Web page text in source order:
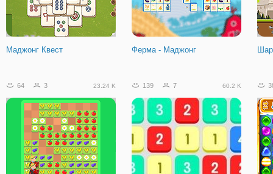
Маджонг Квест Ферма - Маджонг
64 3 23.24 K 139 7 60.2 K